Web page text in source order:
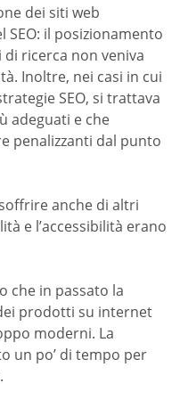
dei siti web
il posizionamento
ricerca non veniva
Inoltre, nei casi in cui
SEO, si trattava
adeguati e che
penalizzanti dal punto
anche di altri
e l’accessibilità erano
che in passato la
prodotti su internet
moderni. La
un po’ di tempo per